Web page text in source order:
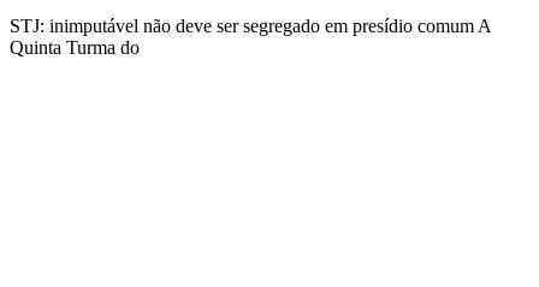
STJ: inimputável não deve ser segregado em presídio comum A
Quinta Turma do